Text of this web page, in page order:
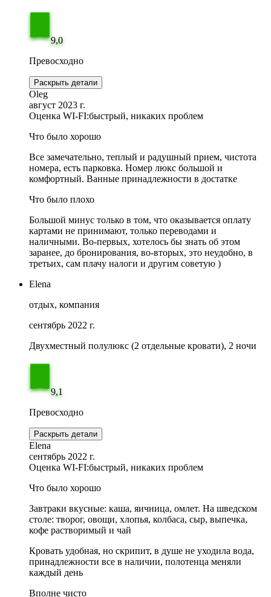
9,0
Превосходно
Раскрыть детали
Oleg
август 2023 г.
Оценка WI-FI:быстрый, никаких проблем
Что было хорошо
Все замечательно, теплый и радушный прием, чистота
номера, есть парковка. Номер люкс большой и
комфортный. Ванные принадлежности в достатке
Что было плохо
Большой минус только в том, что оказывается оплату
картами не принимают, только переводами и
наличными. Во-первых, хотелось бы знать об этом
заранее, до бронирования, во-вторых, это неудобно, в
третьих, сам плачу налоги и другим советую )
Elena
отдых, компания
сентябрь 2022 г.
Двухместный полулюкс (2 отдельные кровати), 2 ночи
9,1
Превосходно
Раскрыть детали
Elena
сентябрь 2022 г.
Оценка WI-FI:быстрый, никаких проблем
Что было хорошо
Завтраки вкусные: каша, яичница, омлет. На шведском
столе: творог, овощи, хлопья, колбаса, сыр, выпечка,
кофе растворимый и чай
Кровать удобная, но скрипит, в душе не уходила вода,
принадлежности все в наличии, полотенца меняли
каждый день
Вполне чисто